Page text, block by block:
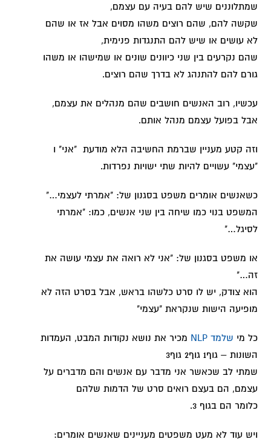
שמתלוננים שיש להם בעיה עם עצמם,
שקשה להם, שהם רוצים משהו מסוים אבל אז או שהם
לא עושים או שיש להם התנגדות פנימית,
שהם נקרעים בין שני כיוונים שונים או שמישהו או משהו
גורם להם להתנהג לא בדרך שהם רוצים.
עכשיו, רוב האנשים חושבים שהם מנהלים את עצמם,
אבל בפועל עצמם מנהל אותם.
וזה קטע מעניין שברמת החשיבה הלא מודעת "אני" ו
"עצמי" עשויים להיות שתי ישויות נפרדות.
כשאנשים אומרים משפט בסגנון של: "אמרתי לעצמי…"
המשפט בנוי כמו שיחה בין שני אנשים, כמו: "אמרתי
לסיגל…"
או משפט בסגנון של: "אני לא רואה את עצמי עושה את
זה…"
הוא צודק, יש לו סרט כלשהו בראש, אבל בסרט הזה לא
מופיעה הישות שנקראת "עצמי"
כל מי שלמד NLP
מכיר את נושא נקודות המבט, העמדות
השונות – גוף1 גוף2 גוף3
שמתי לב שכאשר אני מדבר עם אנשים והם מדברים על
עצמם, הם בעצם רואים סרט של הדמות שלהם
כלומר הם בגוף 3.
ויש עוד לא מעט משפטים מעניינים שאנשים אומרים: